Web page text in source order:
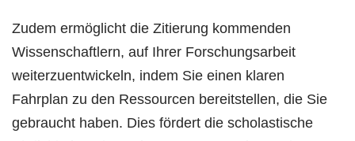
Zudem ermöglicht die Zitierung kommenden
Wissenschaftlern, auf Ihrer Forschungsarbeit
weiterzuentwickeln, indem Sie einen klaren
Fahrplan zu den Ressourcen bereitstellen, die Sie
gebraucht haben. Dies fördert die scholastische